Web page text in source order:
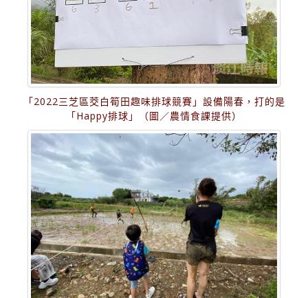
「2022三芝區茭白筍田趣味排球競賽」設備陽春，打的是
「Happy排球」（圖／農情食課提供）